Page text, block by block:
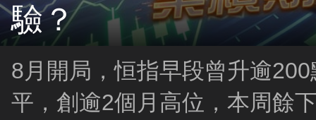
驗？
8月開局，恒指早段曾升逾
平，創逾2個月高位，本周餘